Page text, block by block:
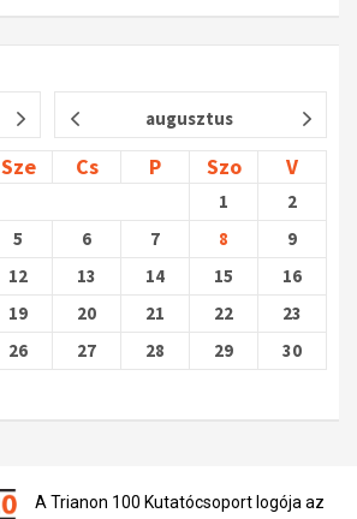
augusztus
Sze Cs P Szo V
1
2
5 6 7 8
9
12 13 14 15
16
19 20 21 22
23
26 27 28 29
30
A Trianon 100 Kutatócsoport logója az